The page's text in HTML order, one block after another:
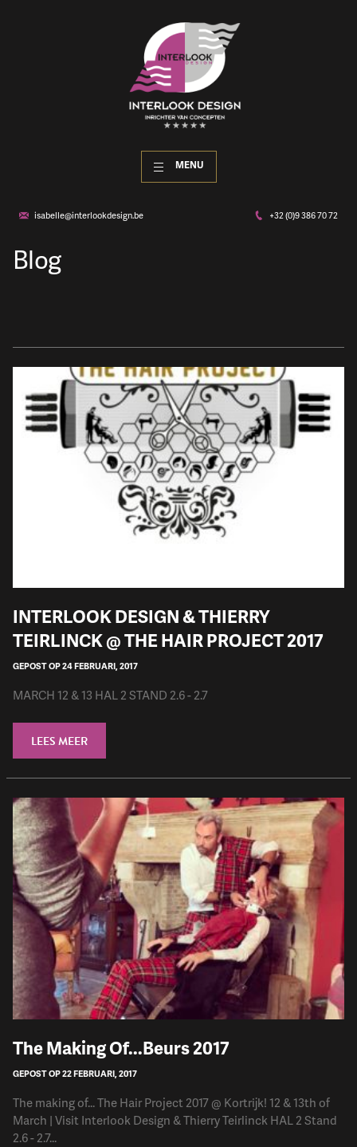
MENU
isabelle@interlookdesign.be +32 (0)9 386 70 72
Blog
INTERLOOK DESIGN & THIERRY
TEIRLINCK @ THE HAIR PROJECT 2017
GEPOST OP 24 FEBRUARI, 2017
MARCH 12 & 13 HAL 2 STAND 2.6 - 2.7
LEES MEER
The Making Of...Beurs 2017
GEPOST OP 22 FEBRUARI, 2017
The making of... The Hair Project 2017 @ Kortrijk! 12 & 13th of
March | Visit Interlook Design & Thierry Teirlinck HAL 2 Stand
2.6 - 2.7...